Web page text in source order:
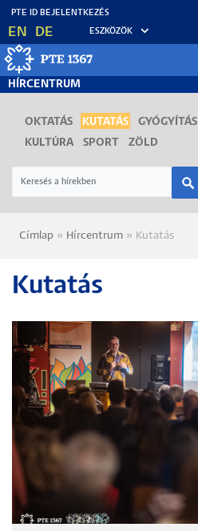
Ugrás
tartalomra
EN DE ESZKÖZÖK
HÍRCENTRUM
OKTATÁS KUTATÁS GYÓGYÍTÁS
KULTÚRA
SPORT ZÖLD
Morzsa
Címlap Hírcentrum Kutatás
Kutatás